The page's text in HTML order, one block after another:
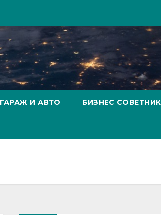
ГАРАЖ И АВТО БИЗНЕС СОВЕТНИК